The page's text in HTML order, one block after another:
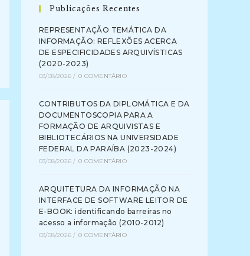
Publicações Recentes
REPRESENTAÇÃO TEMÁTICA DA
INFORMAÇÃO: REFLEXÕES ACERCA
DE ESPECIFICIDADES ARQUIVÍSTICAS
(2020-2023)
03/08/2026 / 0 COMENTÁRIO
CONTRIBUTOS DA DIPLOMÁTICA E DA
DOCUMENTOSCOPIA PARA A
FORMAÇÃO DE ARQUIVISTAS E
BIBLIOTECÁRIOS NA UNIVERSIDADE
FEDERAL DA PARAÍBA (2023-2024)
03/08/2026 / 0 COMENTÁRIO
ARQUITETURA DA INFORMAÇÃO NA
INTERFACE DE SOFTWARE LEITOR DE
E-BOOK: identificando barreiras no
acesso a informação (2010-2012)
03/08/2026 / 0 COMENTÁRIO